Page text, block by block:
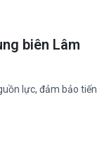
biên Lâm
lực, đảm bảo tiến